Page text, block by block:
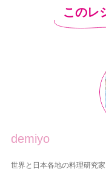
このレ
demiyo
世界と日本各地の料理研究家